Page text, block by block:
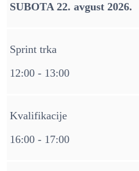
SUBOTA 22. avgust 2026.
Sprint trka
12:00 - 13:00
Kvalifikacije
16:00 - 17:00